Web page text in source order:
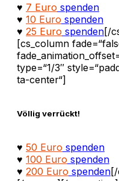
♥ 7 Euro spenden
♥ 10 Euro spenden
♥ 25 Euro spenden[/
[cs_column
type=“1/3″
ta-center“]
Völlig verrückt!
♥ 50 Euro spenden
♥ 100 Euro spenden
♥ 200 Euro spenden[/